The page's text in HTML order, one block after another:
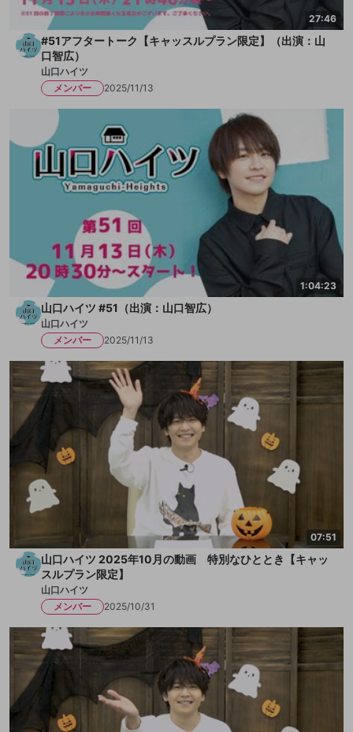
27:46
#51アフタートーク【キャッスルプラン限定】（出演：山
口智広）
山口ハイツ
メンバー
2025/11/13
1:04:23
山口ハイツ #51（出演：山口智広）
山口ハイツ
メンバー
2025/11/13
07:51
山口ハイツ 2025年10月の動画 特別なひととき【キャッ
スルプラン限定】
山口ハイツ
メンバー
2025/10/31